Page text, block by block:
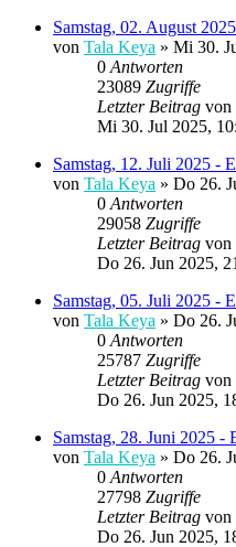
Samstag, 02. August
von Tala Keya » Mi 30.
0 Antworten
23089 Zugriffe
Letzter Beitrag von
Mi 30. Jul 2025,
Samstag, 12. Juli 2025
von Tala Keya » Do 26.
0 Antworten
29058 Zugriffe
Letzter Beitrag von
Do 26. Jun 2025,
Samstag, 05. Juli 2025
von Tala Keya » Do 26.
0 Antworten
25787 Zugriffe
Letzter Beitrag von
Do 26. Jun 2025,
Samstag, 28. Juni
von Tala Keya » Do 26.
0 Antworten
27798 Zugriffe
Letzter Beitrag von
Do 26. Jun 2025,